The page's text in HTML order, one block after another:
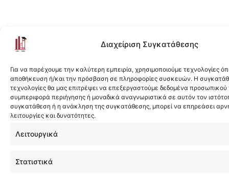
Διαχείριση Συγκατάθεσης
Για να παρέχουμε την καλύτερη εμπειρία, χρησιμοποιούμε τεχνολογίες
αποθήκευση ή/και την πρόσβαση σε πληροφορίες συσκευών. Η
τεχνολογίες θα μας επιτρέψει να επεξεργαστούμε δεδομένα
συμπεριφορά περιήγησης ή μοναδικά αναγνωριστικά σε αυτόν τον
συγκατάθεση ή η ανάκληση της συγκατάθεσης, μπορεί να επηρεάσει
λειτουργίες και δυνατότητες.
Λειτουργικά
Στατιστικά